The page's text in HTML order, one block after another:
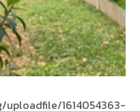
1614054363-